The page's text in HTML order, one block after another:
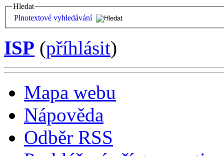
Hledat
Plnotextové vyhledávání
ISP (příhlásit)
Mapa webu
Nápověda
Odběr RSS